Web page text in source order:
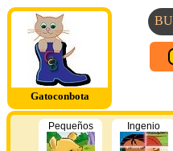
Gatoconbota
Pequeños Ingenio